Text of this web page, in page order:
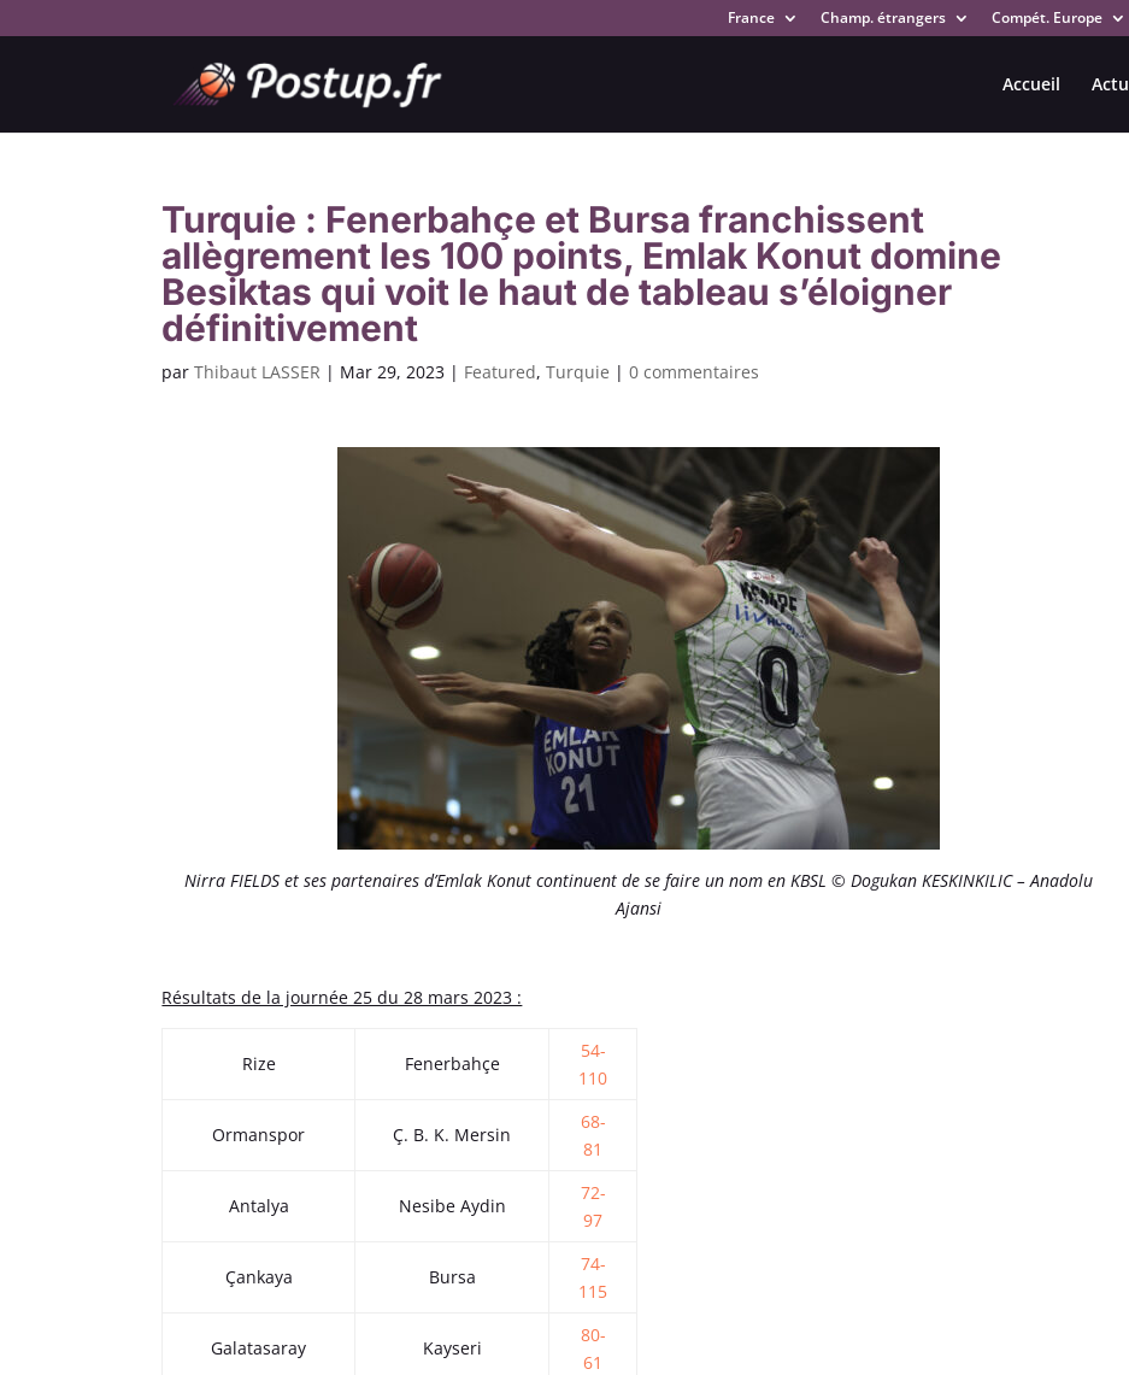
France Champ. étrangers Compét. Europe
Accueil Actu
Turquie : Fenerbahçe et Bursa franchissent
allègrement les 100 points, Emlak Konut domine
Besiktas qui voit le haut de tableau s’éloigner
définitivement
parThibaut LASSER | Mar 29, 2023 | Featured,Turquie |0 commentaires
Nirra FIELDS et ses partenaires d’Emlak Konut continuent de se faire un nom en KBSL © Dogukan KESKINKILIC – Anadolu
Ajansi
Résultats de la journée 25 du 28 mars 2023 :
Rize Fenerbahçe
54-
110
Ormanspor Ç. B. K. Mersin
68-
81
Antalya Nesibe Aydin
72-
97
Çankaya Bursa
74-
115
Galatasaray Kayseri
80-
61